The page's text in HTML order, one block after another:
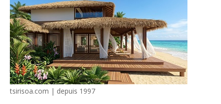
tsirisoa.com | depuis 1997